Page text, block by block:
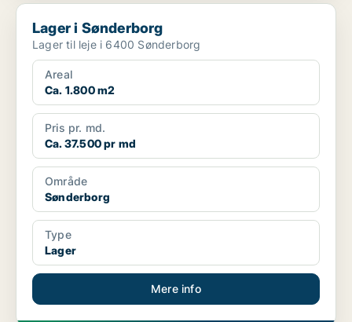
Lager i Sønderborg
Lager i Sønderborg
Lager til leje i 6400 Sønderborg
Areal
Ca. 1.800 m2
Pris pr. md.
Ca. 37.500 pr md
Område
Sønderborg
Type
Lager
Mere info